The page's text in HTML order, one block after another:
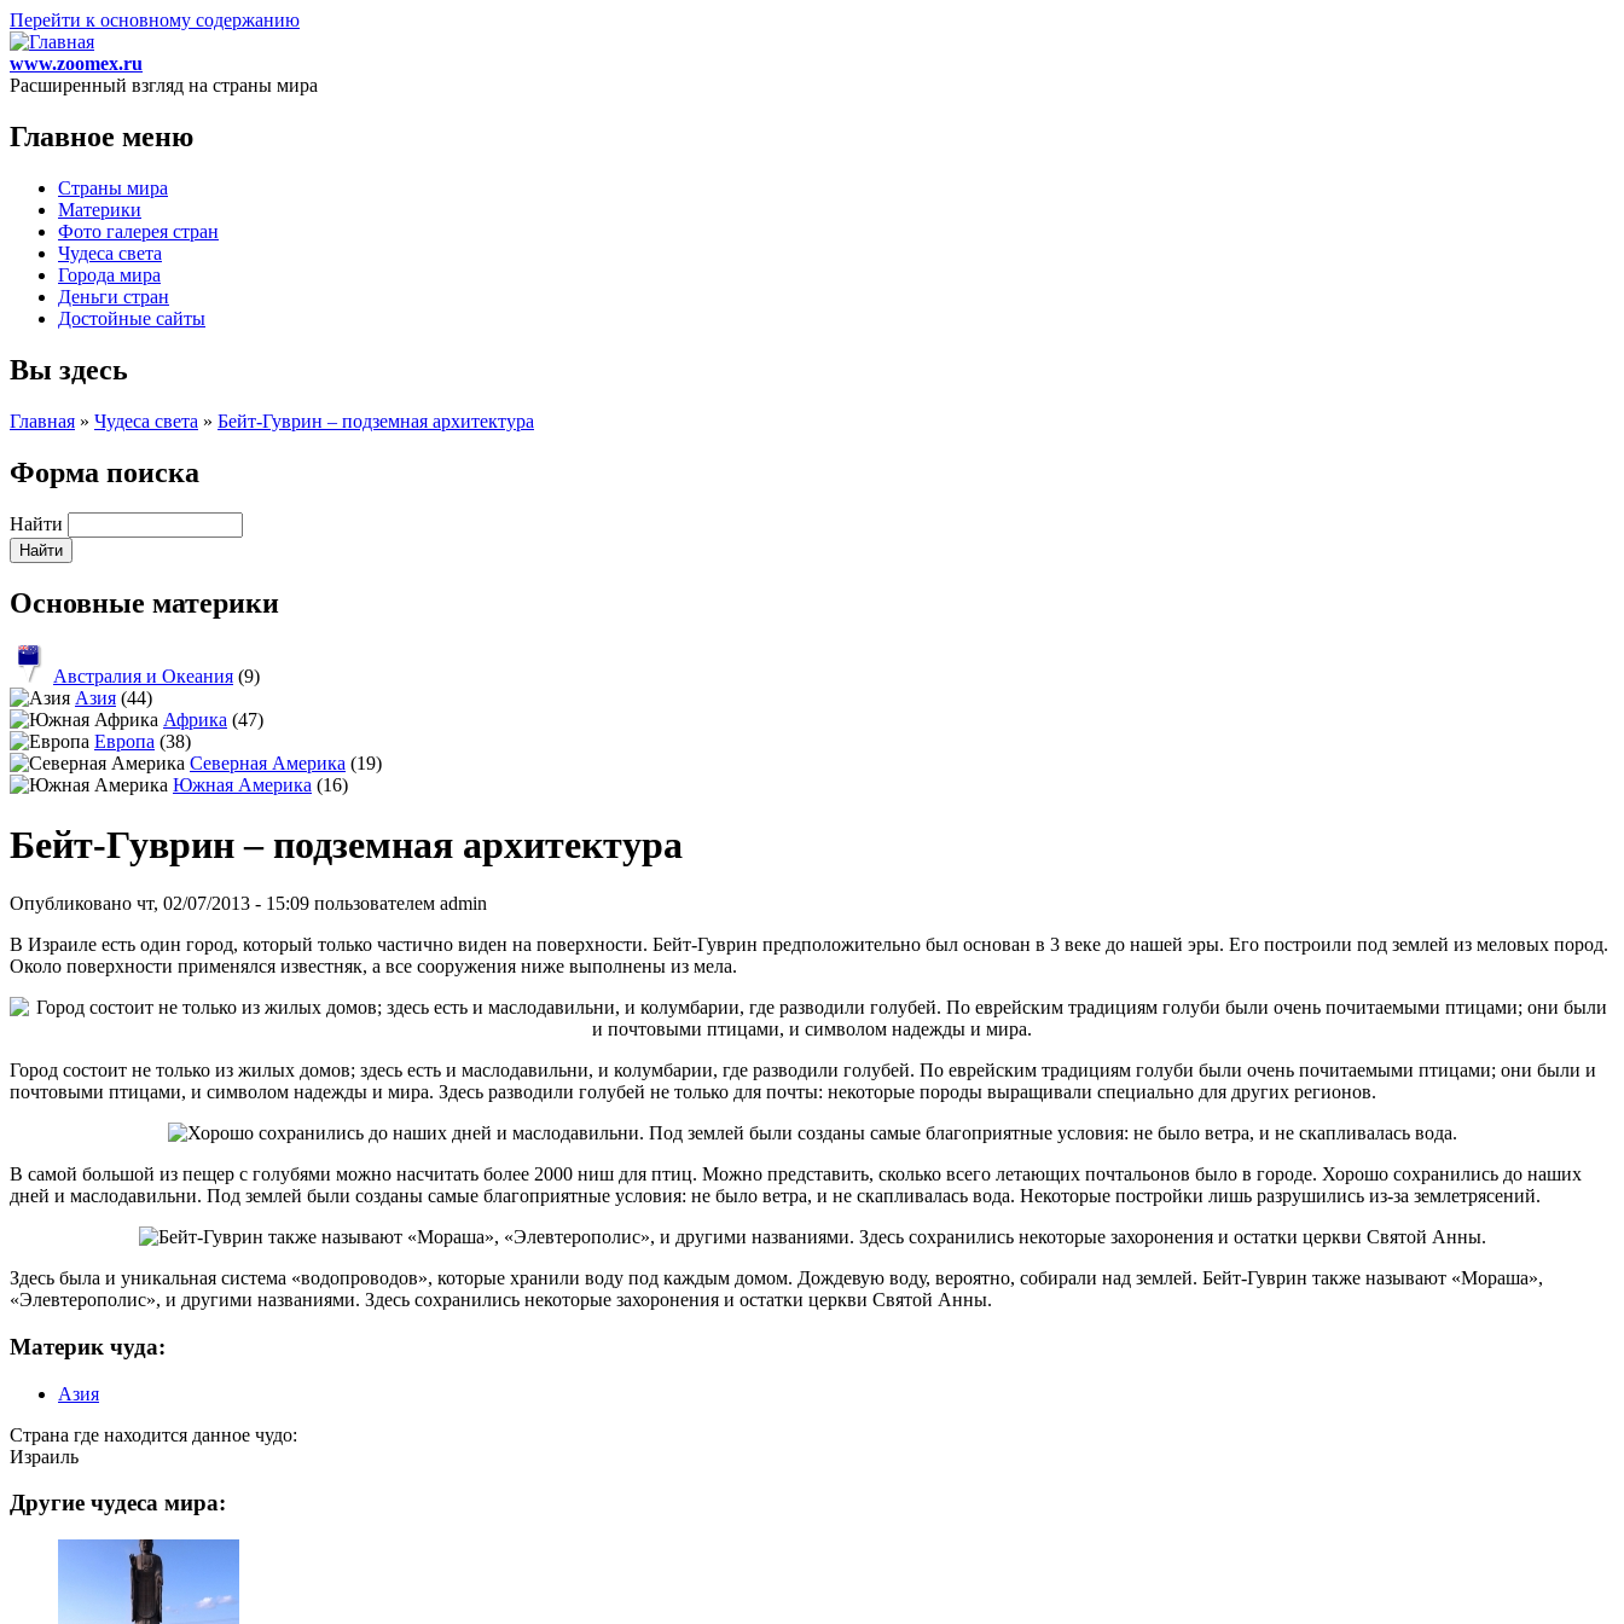
Перейти к основному содержанию
www.zoomex.ru
Расширенный взгляд на страны мира
Главное меню
Страны мира
Материки
Фото галерея стран
Чудеса света
Города мира
Деньги стран
Достойные сайты
Вы здесь
Главная » Чудеса света » Бейт-Гуврин – подземная архитектура
Форма поиска
Найти
Основные материки
Австралия и Океания (9)
Азия (44)
Африка (47)
Европа (38)
Северная Америка (19)
Южная Америка (16)
Бейт-Гуврин – подземная архитектура
Опубликовано чт, 02/07/2013 - 15:09 пользователем admin
В Израиле есть один город, который только частично виден на поверхности. Бейт-Гуврин предположительно был основан в 3 веке до нашей эры. Его построили под землей из меловых пород.
Около поверхности применялся известняк, а все сооружения ниже выполнены из мела.
Город состоит не только из жилых домов; здесь есть и маслодавильни, и колумбарии, где разводили голубей. По еврейским традициям голуби были очень почитаемыми птицами; они были и
почтовыми птицами, и символом надежды и мира. Здесь разводили голубей не только для почты: некоторые породы выращивали специально для других регионов.
В самой большой из пещер с голубями можно насчитать более 2000 ниш для птиц. Можно представить, сколько всего летающих почтальонов было в городе. Хорошо сохранились до наших
дней и маслодавильни. Под землей были созданы самые благоприятные условия: не было ветра, и не скапливалась вода. Некоторые постройки лишь разрушились из-за землетрясений.
Здесь была и уникальная система «водопроводов», которые хранили воду под каждым домом. Дождевую воду, вероятно, собирали над землей. Бейт-Гуврин также называют «Мораша»,
«Элевтерополис», и другими названиями. Здесь сохранились некоторые захоронения и остатки церкви Святой Анны.
Материк чуда:
Азия
Страна где находится данное чудо:
Израиль
Другие чудеса мира: